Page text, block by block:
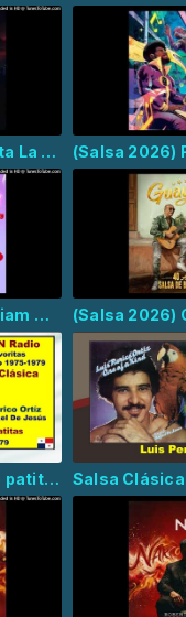
(Salsa 2026) Orquesta La Solución - Reflejos del Corazón
(Merengue 2026) Miriam Cruz - Que Descaro El Tuyo
Luis Perico Ortiz - De patitas